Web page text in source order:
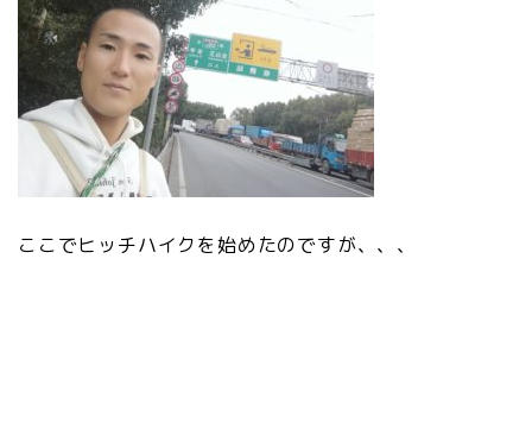
ここでヒッチハイクを始めたのですが、、、